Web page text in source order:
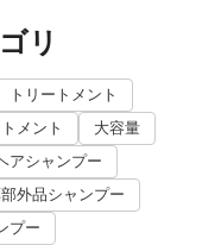
リ
トリートメント
メント
大容量
アシャンプー
外品シャンプー
プー